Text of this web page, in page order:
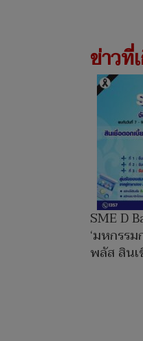
ข่าวที่
SME D
‘มหกรรม
พลัส สิน